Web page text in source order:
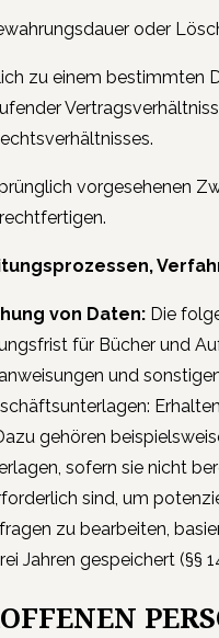
oder
zu einem
vorgesehenen
von Daten: Die
für Bücher und
und
gehören
sofern sie nicht
sind, um
zu bearbeiten,
Jahren gespeichert (§§